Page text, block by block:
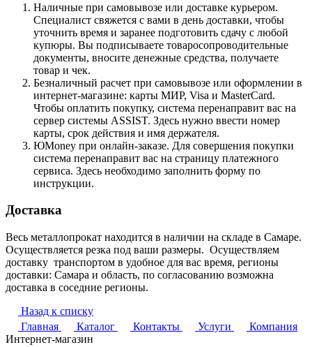
Наличные при самовывозе или доставке курьером.
Специалист свяжется с вами в день доставки, чтобы
уточнить время и заранее подготовить сдачу с любой
купюры. Вы подписываете товаросопроводительные
документы, вносите денежные средства, получаете
товар и чек.
Безналичный расчет при самовывозе или оформлении в
интернет-магазине: карты МИР, Visa и MasterCard.
Чтобы оплатить покупку, система перенаправит вас на
сервер системы ASSIST. Здесь нужно ввести номер
карты, срок действия и имя держателя.
ЮMoney при онлайн-заказе. Для совершения покупки
система перенаправит вас на страницу платежного
сервиса. Здесь необходимо заполнить форму по
инструкции.
Доставка
Весь металлопрокат находится в наличии на складе в Самаре.
Осуществляется резка под ваши размеры. Осуществляем
доставку транспортом в удобное для вас время, регионы
доставки: Самара и область, по согласованию возможна
доставка в соседние регионы.
Назад к списку
Главная
Каталог Контакты Услуги
Компания
Интернет-магазин